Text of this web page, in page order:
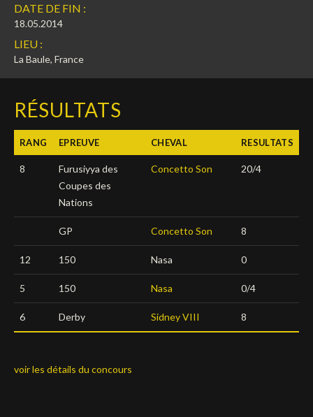
Calendrier
Prochains concours
Galeries photos
Vidéos
Contacts médias
En souvenir de
Etalon reproducteur
Propriétaires
Sponsors officiels
Partenaires officiels
FAN ZONE
Autographes
Social Newsroom
SHOP
Français
English
Deutsch
DATE DE FIN :
18.05.2014
LIEU :
La Baule, France
RÉSULTATS
RANG EPREUVE CHEVAL RESULTATS
8
Furusiyya des
Coupes des
Nations
Concetto Son 20/4
GP Concetto Son 8
12 150 Nasa 0
5 150 Nasa 0/4
6 Derby Sidney VIII 8
voir les détails du concours